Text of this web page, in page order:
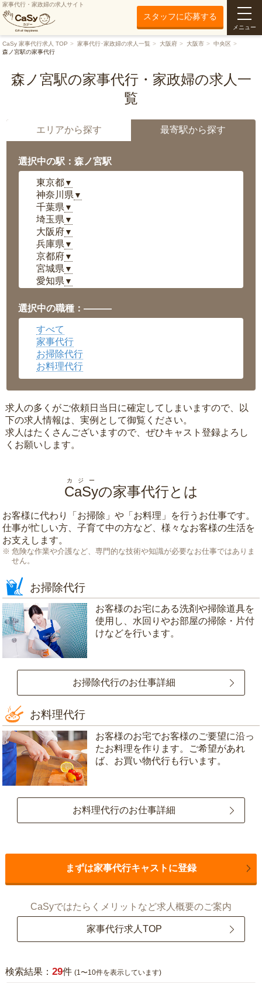
家事代行・家政婦の求人サイト
スタッフに応募する
メニュー
CaSy 家事代行求人 TOP 家事代行･家政婦の求人一覧 大阪府 大阪市
中央区
森ノ宮駅の家事代行
森ノ宮駅の家事代行・家政婦の求人一
覧
エリアから探す 最寄駅から探す
選択中の駅：森ノ宮駅
東京都▼
神奈川県 ▼
千葉県 ▼
埼玉県 ▼
大阪府▼
兵庫県 ▼
京都府▼
宮城県 ▼
愛知県 ▼
岡山県▼
広島県▼
沖縄県
選択中の職種：———
すべて
家事代行
お掃除代行
お料理代行
求人の多くがご依頼日当日に確定してしまいますので、以
下の求人情報は、実例として御覧ください。
求人はたくさんございますので、ぜひキャスト登録よろし
くお願いします。
CaSy
カジー
の家事代行とは
お客様に代わり「 お掃除 」や「 お料理 」を行うお仕事です。
仕事が忙しい方、子育て中の方など、様々なお客様の生活を
お支えします。
危険な作業や介護など、専門的な技術や知識が必要なお仕事ではありま
せん。
お掃除代行
お客様のお宅にある洗剤や掃除道具を
使用し、水回りやお部屋の掃除・片付
けなどを行います。
お掃除代行のお仕事詳細
お料理代行
お客様のお宅でお客様のご要望に沿っ
たお料理を作ります。ご希望があれ
ば、お買い物代行も行います。
お料理代行のお仕事詳細
まずは家事代行キャストに登録
CaSyではたらくメリットなど求人概要のご案内
家事代行求人TOP
検索結果： 29件 (1〜10件を表示しています)